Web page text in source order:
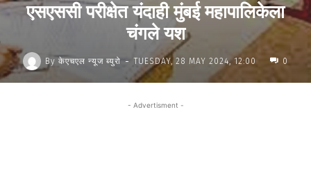
एसएससी परीक्षेत यंदाही मुंबई महापालिकेला
चंगले यश
By केएचएल न्यूज ब्युरो - TUESDAY, 28 MAY 2024, 12:00 0
- Advertisment -